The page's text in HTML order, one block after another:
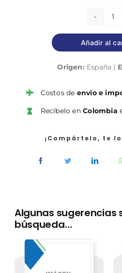
de
Añadir al
Origen: España |
Costos de envio e
Recíbelo enColombia
¡Compártelo, te
Algunas sugerencias
búsqueda…